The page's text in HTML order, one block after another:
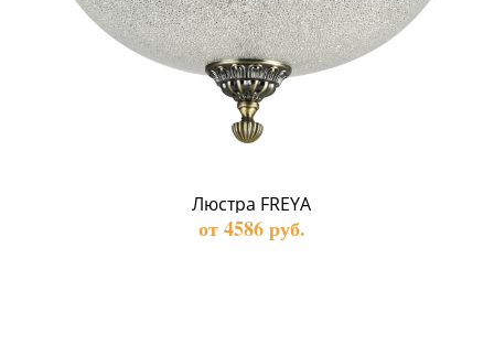
Люстра FREYA
от 4586 руб.